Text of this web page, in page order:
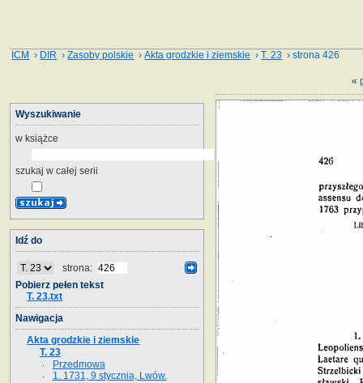
ICM › DIR ›Zasoby polskie ›Akta grodzkie i ziemskie ›T. 23 › strona 426
«
Wyszukiwanie
w książce
szukaj w całej serii
Idź do
strona:
Pobierz pełen tekst
T. 23.txt
Nawigacja
Akta grodzkie i ziemskie
T. 23
Przedmowa
1. 1731, 9 stycznia, Lwów.